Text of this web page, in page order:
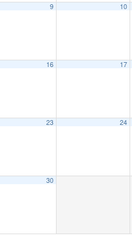
9 10
16 17
23 24
30